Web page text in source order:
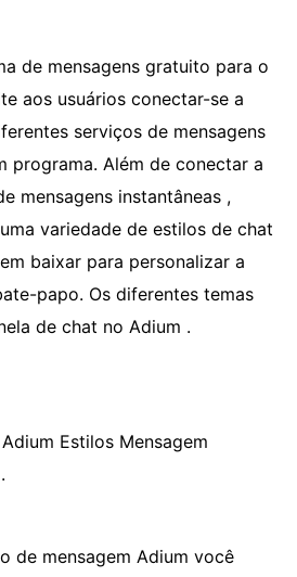
de mensagens gratuito para o
aos usuários conectar-se a
serviços de mensagens
programa. Além de conectar a
mensagens instantâneas ,
variedade de estilos de chat
baixar para personalizar a
papo. Os diferentes temas
de chat no Adium .
Estilos Mensagem
de mensagem Adium você